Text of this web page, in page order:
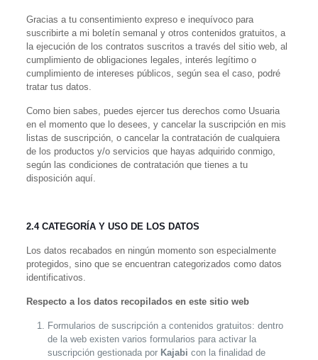
Gracias a tu consentimiento expreso e inequívoco para
suscribirte a mi boletín semanal y otros contenidos gratuitos, a
la ejecución de los contratos suscritos a través del sitio web, al
cumplimiento de obligaciones legales, interés legítimo o
cumplimiento de intereses públicos, según sea el caso, podré
tratar tus datos.
Como bien sabes, puedes ejercer tus derechos como Usuaria
en el momento que lo desees, y cancelar la suscripción en mis
listas de suscripción, o cancelar la contratación de cualquiera
de los productos y/o servicios que hayas adquirido conmigo,
según las condiciones de contratación que tienes a tu
disposición aquí.
2.4 CATEGORÍA Y USO DE LOS DATOS
Los datos recabados en ningún momento son especialmente
protegidos, sino que se encuentran categorizados como datos
identificativos.
Respecto a los datos recopilados en este sitio web
Formularios de suscripción a contenidos gratuitos: dentro
de la web existen varios formularios para activar la
suscripción gestionada por Kajabi con la finalidad de